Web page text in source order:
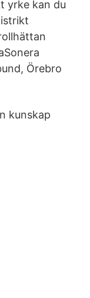
yrke kan du
Örebro
kunskap